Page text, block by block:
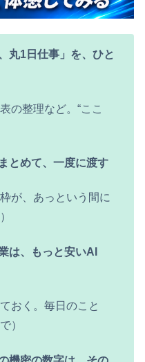
丸1日仕事」を、ひと
の整理など。“ここ
とめて、一度に渡す
が、あっという間に
は、もっと安いAI
おく。毎日のこと
）